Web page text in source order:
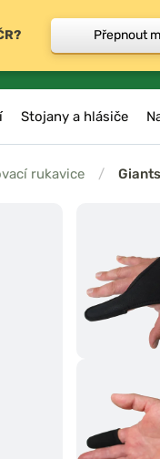
Stojany a hlásiče
rukavice /
Přepnout